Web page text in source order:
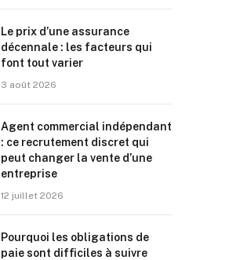
Le prix d’une assurance
décennale : les facteurs qui
font tout varier
3 août 2026
Agent commercial indépendant
: ce recrutement discret qui
peut changer la vente d’une
entreprise
12 juillet 2026
Pourquoi les obligations de
paie sont difficiles à suivre